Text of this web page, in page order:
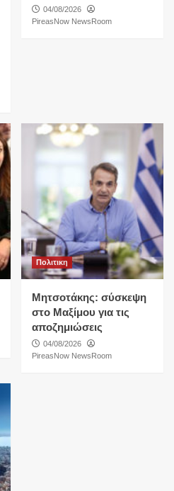
04/08/2026
PireasNow NewsRoom
Πολιτικη
Μητσοτάκης: σύσκεψη
στο Μαξίμου για τις
αποζημιώσεις
04/08/2026
PireasNow NewsRoom